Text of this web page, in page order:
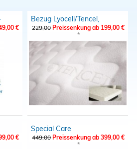
€
Bezug Lyocell/Tencel,
antibakteriell, weich,
anschmiegsam
229,00Preissenkung ab 199,00 €
*
€
Special Care
Wasserbettbezug
449,00Preissenkung ab 399,00 €
*